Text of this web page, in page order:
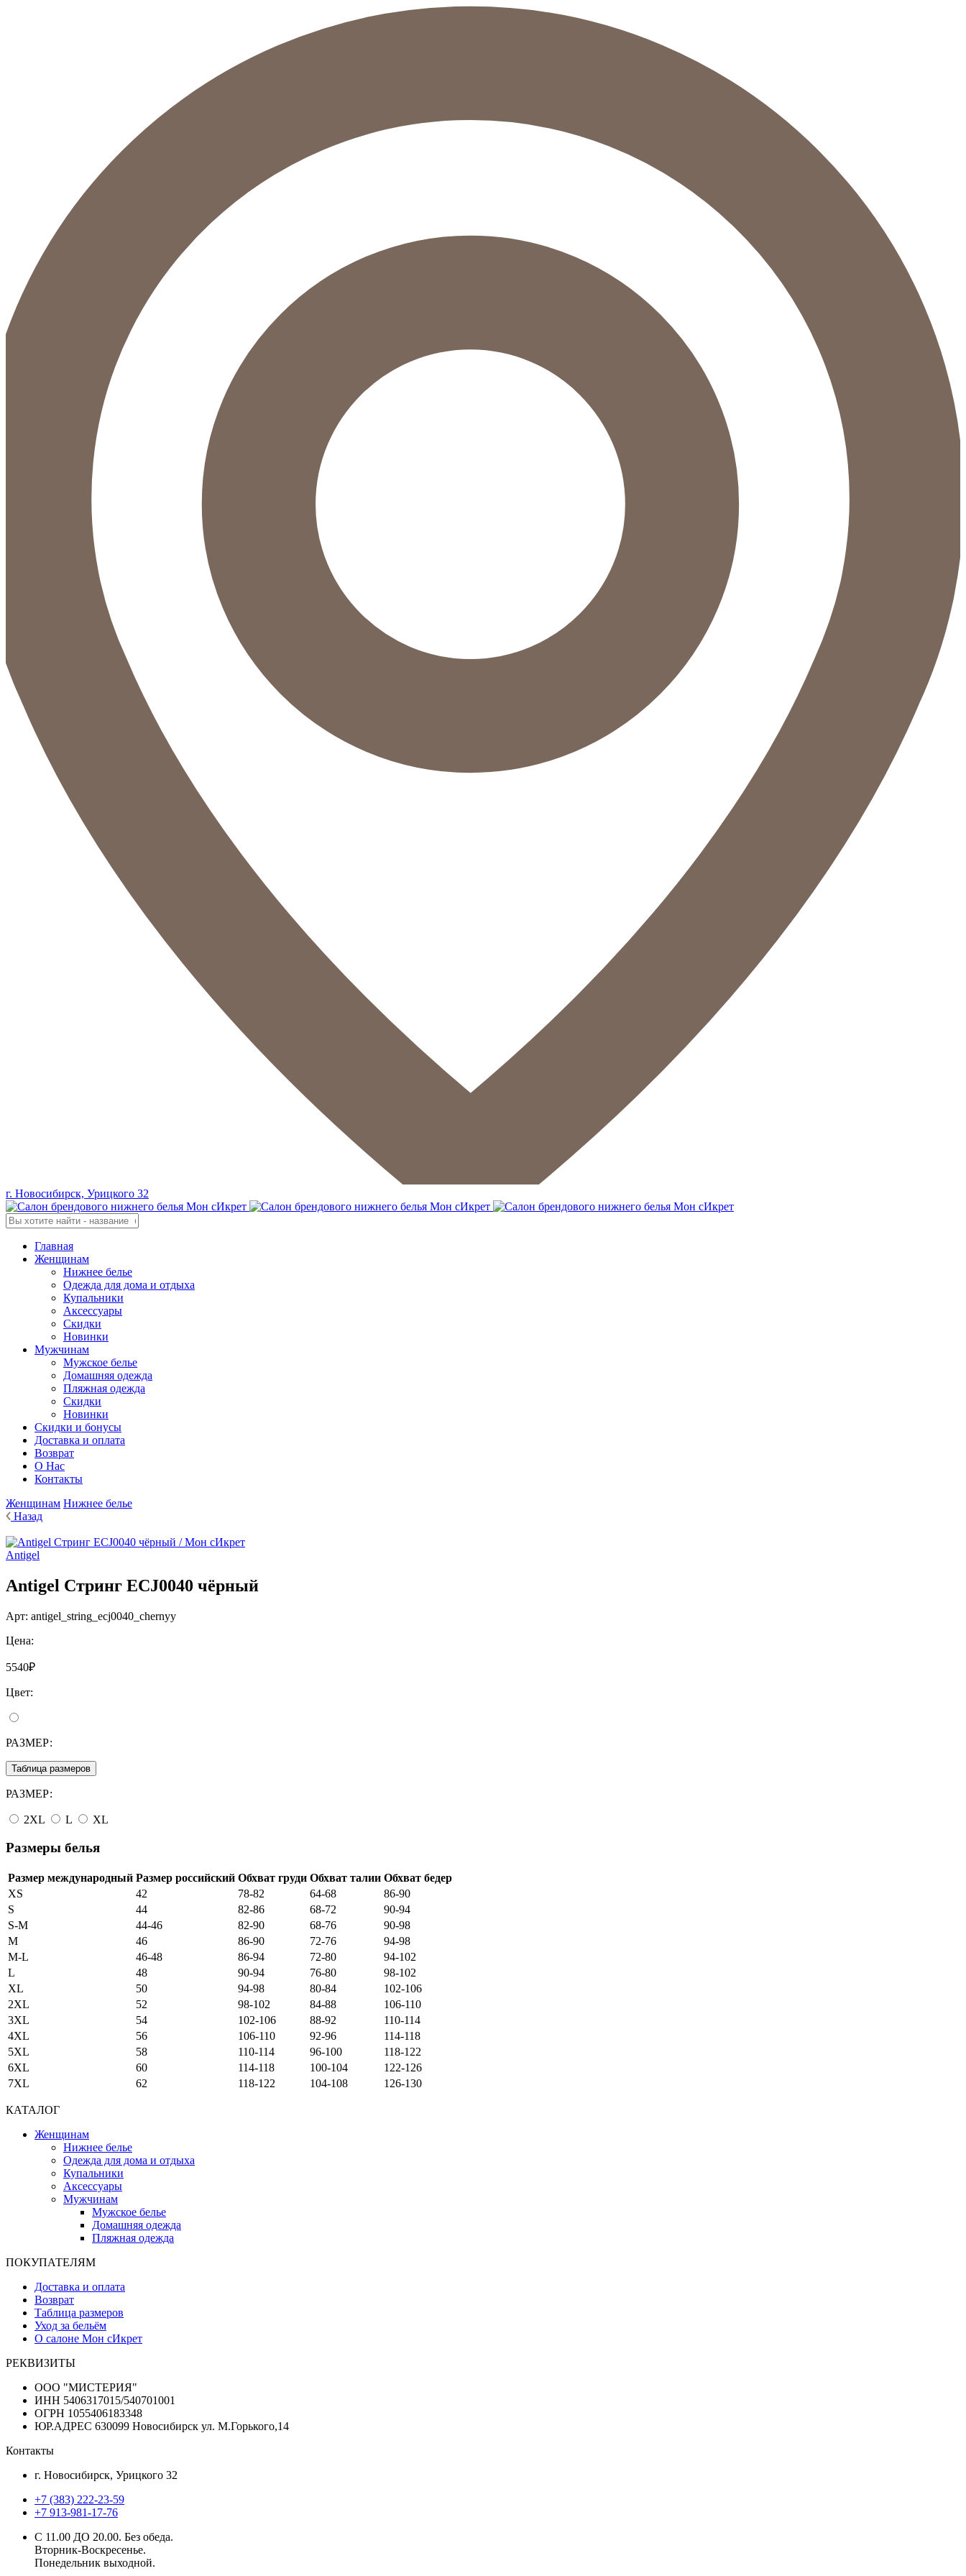
г. Новосибирск, Урицкого 32
Главная
Женщинам
Нижнее белье
Одежда для дома и отдыха
Купальники
Аксессуары
Скидки
Новинки
Мужчинам
Мужское белье
Домашняя одежда
Пляжная одежда
Скидки
Новинки
Cкидки и бонусы
Доставка и оплата
Возврат
О Нас
Контакты
Женщинам Нижнее белье
Назад
Antigel
Antigel Стринг ECJ0040 чёрный
Арт: antigel_string_ecj0040_chernyy
Цена:
5540₽
Цвет:
РАЗМЕР:
Таблица размеров
РАЗМЕР:
2XL L XL
Размеры белья
Размер международный Размер российский Обхват груди Обхват талии Обхват бедер
XS
42 78-82 64-68
86-90
S
44 82-86 68-72
90-94
S-M
44-46 82-90 68-76
90-98
M
46 86-90 72-76
94-98
M-L
46-48 86-94 72-80
94-102
L
48 90-94 76-80
98-102
XL
50 94-98 80-84
102-106
2XL
52 98-102 84-88
106-110
3XL
54 102-106 88-92
110-114
4XL
56 106-110 92-96
114-118
5XL
58 110-114 96-100
118-122
6XL
60 114-118 100-104
122-126
7XL
62 118-122 104-108 126-130
КАТАЛОГ
Женщинам
Нижнее белье
Одежда для дома и отдыха
Купальники
Аксессуары
Мужчинам
Мужское белье
Домашняя одежда
Пляжная одежда
ПОКУПАТЕЛЯМ
Доставка и оплата
Возврат
Таблица размеров
Уход за бельём
О салоне Мон сИкрет
РЕКВИЗИТЫ
ООО "МИСТЕРИЯ"
ИНН 5406317015/540701001
ОГРН 1055406183348
ЮР.АДРЕС 630099 Новосибирск ул. М.Горького,14
Контакты
г. Новосибирск, Урицкого 32
+7 (383) 222-23-59
+7 913-981-17-76
С 11.00 ДО 20.00. Без обеда.
Вторник-Воскресенье.
Понедельник выходной.